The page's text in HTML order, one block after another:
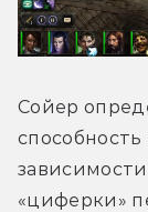
Сойер
«циферки»